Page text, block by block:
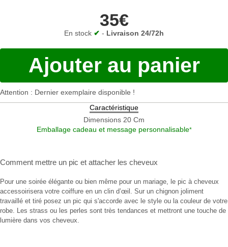
35€
En stock ✔ - Livraison 24/72h
Ajouter au panier
Attention : Dernier exemplaire disponible !
Caractéristique
Dimensions 20 Cm
Emballage cadeau et message personnalisable*
Comment mettre un pic et attacher les cheveux
Pour une soirée élégante ou bien même pour un mariage, le pic à cheveux
accessoirisera votre coiffure en un clin d’œil. Sur un chignon joliment
travaillé et tiré posez un pic qui s'accorde avec le style ou la couleur de votre
robe. Les strass ou les perles sont très tendances et mettront une touche de
lumière dans vos cheveux.